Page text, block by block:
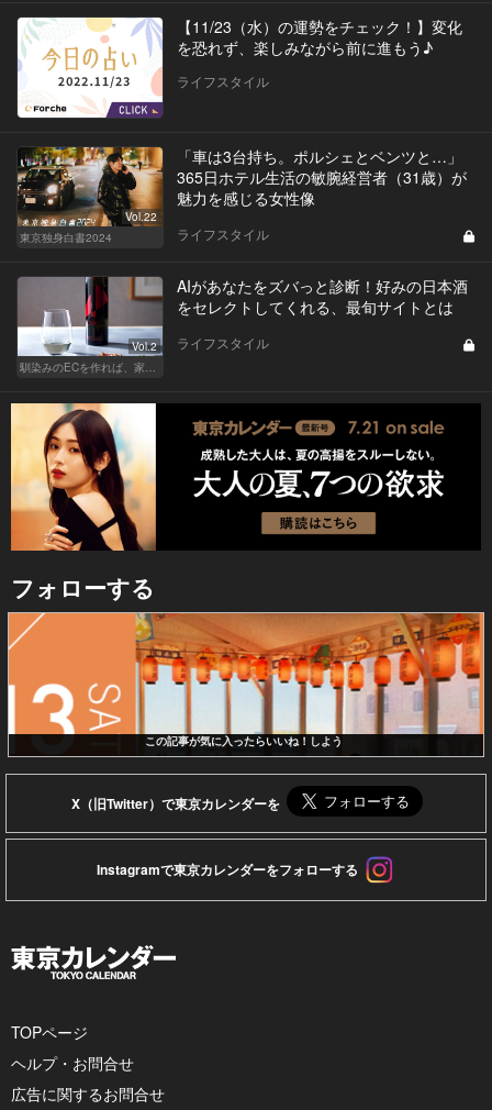
【11/23（水）の運勢をチェック！】変化
を恐れず、楽しみながら前に進もう♪
ライフスタイル
Vol.22
東京独身白書2024
「車は3台持ち。ポルシェとベンツと…」
365日ホテル生活の敏腕経営者（31歳）が
魅力を感じる女性像
ライフスタイル
Vol.2
馴染みのECを作れば、家飲みが変わる！
AIがあなたをズバっと診断！好みの日本酒
をセレクトしてくれる、最旬サイトとは
ライフスタイル
フォローする
この記事が気に入ったらいいね！しよう
X（旧Twitter）で東京カレンダーを
Instagramで東京カレンダーをフォローする
TOPページ
ヘルプ・お問合せ
広告に関するお問合せ